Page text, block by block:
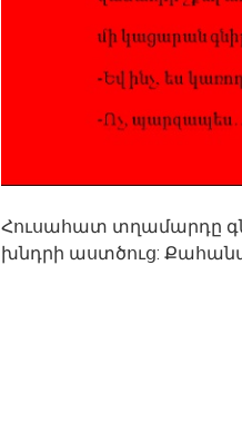
Հուսահատ տղամարդը
խնդրի աստծուց: